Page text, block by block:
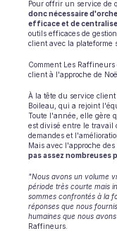
Base
donc nécessaire
efficace et de
outils efficaces de
client avec la plateforme
Comment Les
client à l'approche de
À la tête du service
Boileau, qui a rejoint
Toute l'année, elle gère
est divisé entre le travail
demandes et
Mais avec l'approche
pas assez nombreuses
"Nous avons un volume
période très courte mais
sommes confrontés à la
réponses que nous
humaines que nous
Raffineurs.